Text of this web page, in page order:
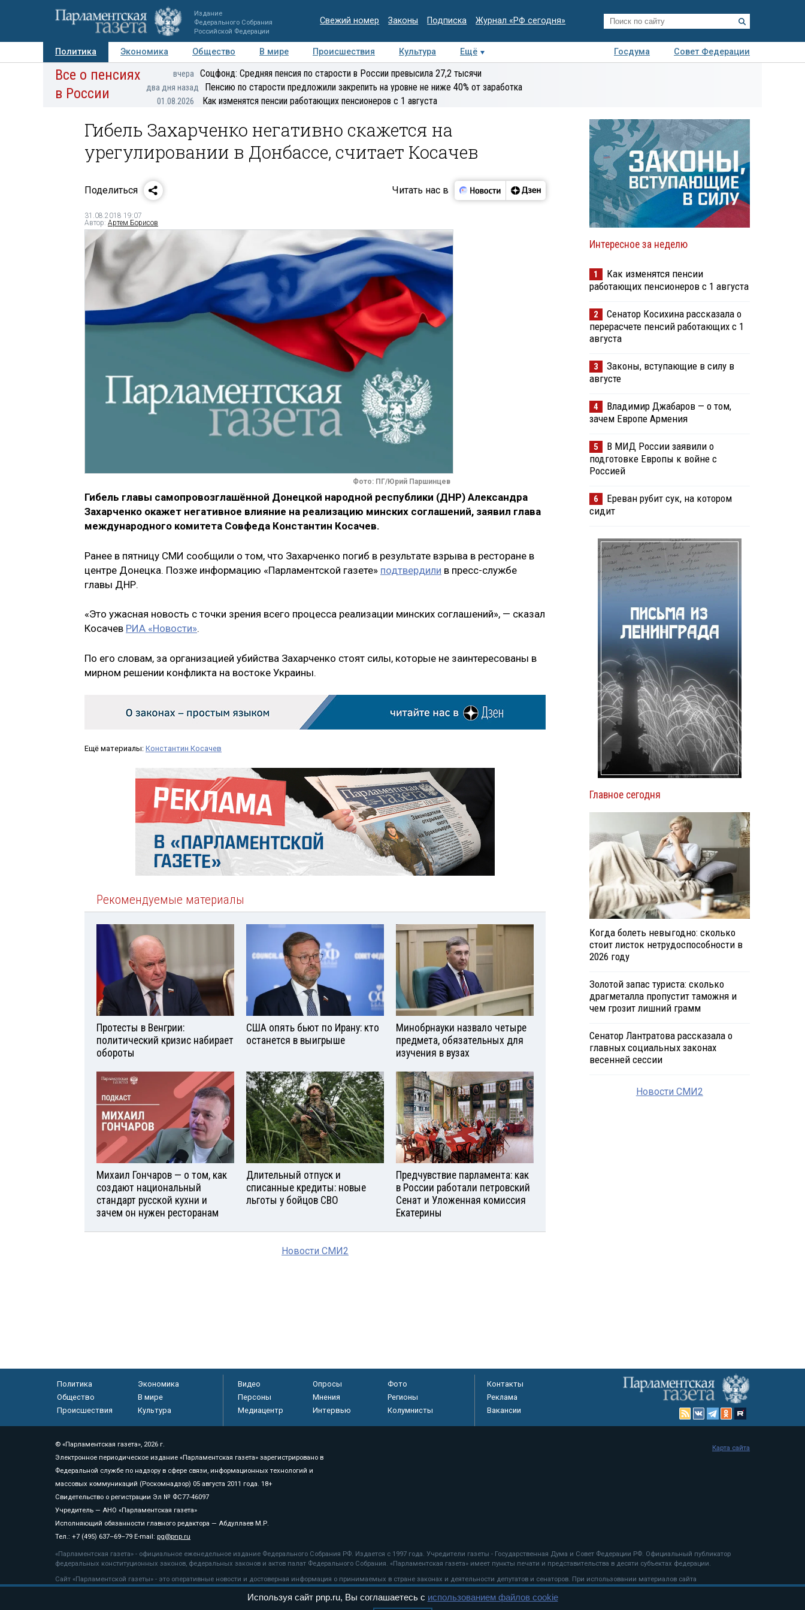
Издание
Федерального Собрания
Российской Федерации
Свежий номер Законы Подписка Журнал «РФ сегодня»
Политика Экономика Общество В мире Происшествия Культура Ещё Госдума
Совет Федерации
Авторы Персоны Мнения Регионы Медиацентр Интервью Колумнисты
экспертиза
Все о пенсиях
в России
вчера Соцфонд: Средняя пенсия по старости в России превысила 27,2 тысячи
два дня назад Пенсию по старости предложили закрепить на уровне не ниже 40% от заработка
01.08.2026 Как изменятся пенсии работающих пенсионеров с 1 августа
Гибель Захарченко негативно скажется на
урегулировании в Донбассе, считает Косачев
Поделиться Читать нас в
31.08.2018 19:07
Автор: Артем Борисов
Фото: ПГ/Юрий Паршинцев
Гибель главы самопровозглашённой Донецкой народной республики (ДНР) Александра
Захарченко окажет негативное влияние на реализацию минских соглашений, заявил глава
международного комитета Совфеда Константин Косачев.
Ранее в пятницу СМИ сообщили о том, что Захарченко погиб в результате взрыва в ресторане в
центре Донецка. Позже информацию «Парламентской газете» подтвердили в пресс-службе
главы ДНР.
«Это ужасная новость с точки зрения всего процесса реализации минских соглашений», — сказал
Косачев РИА «Новости».
По его словам, за организацией убийства Захарченко стоят силы, которые не заинтересованы в
мирном решении конфликта на востоке Украины.
Ещё материалы: Константин Косачев
Рекомендуемые материалы
Протесты в Венгрии:
политический кризис набирает
обороты
США опять бьют по Ирану: кто
останется в выигрыше
Минобрнауки назвало четыре
предмета, обязательных для
изучения в вузах
Михаил Гончаров — о том, как
создают национальный
стандарт русской кухни и
зачем он нужен ресторанам
Длительный отпуск и
списанные кредиты: новые
льготы у бойцов СВО
Предчувствие парламента: как
в России работали петровский
Сенат и Уложенная комиссия
Екатерины
Новости СМИ2
Интересное за неделю
1
Как изменятся пенсии
работающих пенсионеров с 1 августа
2
Сенатор Косихина рассказала о
перерасчете пенсий работающих с 1
августа
3
Законы, вступающие в силу в
августе
4
Владимир Джабаров — о том,
зачем Европе Армения
5
В МИД России заявили о
подготовке Европы к войне с
Россией
6
Ереван рубит сук, на котором
сидит
Главное сегодня
Когда болеть невыгодно: сколько
стоит листок нетрудоспособности в
2026 году
Золотой запас туриста: сколько
драгметалла пропустит таможня и
чем грозит лишний грамм
Сенатор Лантратова рассказала о
главных социальных законах
весенней сессии
Новости СМИ2
Политика
Экономика
Общество
В мире
Происшествия
Культура
Видео Опросы
Фото
Персоны
Мнения
Регионы
Медиацентр
Интервью Колумнисты
Контакты
Реклама
Вакансии
© «Парламентская газета», 2026 г.
Электронное периодическое издание «Парламентская газета» зарегистрировано в
Федеральной службе по надзору в сфере связи, информационных технологий и
массовых коммуникаций (Роскомнадзор) 05 августа 2011 года. 18+
Свидетельство о регистрации Эл № ФС77-46097
Учредитель — АНО «Парламентская газета»
Исполняющий обязанности главного редактора — Абдуллаев М.Р.
Тел.: +7 (495) 637–69–79 E-mail: pg@pnp.ru
«Парламентская газета» - официальное еженедельное издание Федерального Собрания РФ. Издается с 1997 года. Учредители газеты - Государственная Дума и Совет Федерации РФ. Официальный публикатор
федеральных конституционных законов, федеральных законов и актов палат Федерального Собрания. «Парламентская газета» имеет пункты печати и представительства в десяти субъектах федерации.
Сайт «Парламентской газеты» - это оперативные новости и достоверная информация о принимаемых в стране законах и деятельности депутатов и сенаторов. При использовании материалов сайта
«Парламентской газеты» активная ссылка на pnp.ru обязательна.
рекомендательные технологии
Карта сайта
Используя сайт pnp.ru, Вы соглашаетесь с использованием файлов cookie